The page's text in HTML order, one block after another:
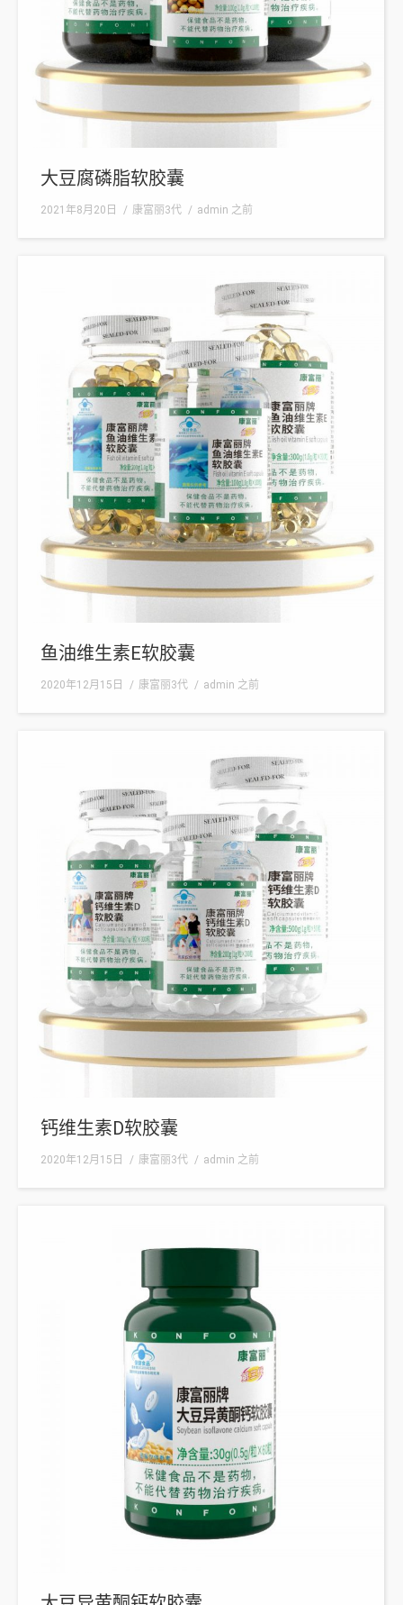
大豆腐磷脂软胶囊
2021年8月20日 康富丽3代 admin 之前
鱼油维生素E软胶囊
2020年12月15日 康富丽3代 admin 之前
钙维生素D软胶囊
2020年12月15日 康富丽3代 admin 之前